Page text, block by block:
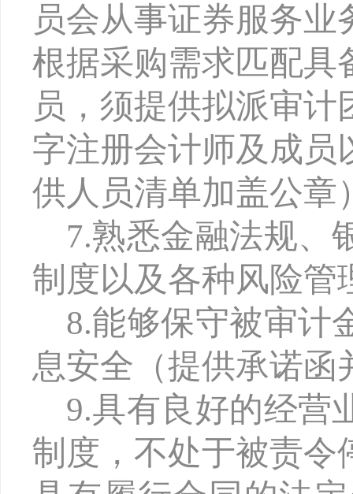
员会从事证券服务
根据采购需求匹配具
员，须提供拟派审
字注册会计师及成员
供人员清单加盖公章
7.熟悉金融法规、
制度以及各种风险管
8.能够保守被审计
息安全（提供承诺函
9.具有良好的经营
制度，不处于被责令